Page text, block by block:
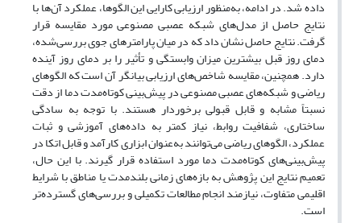
داده شد. در ادامه، به‌منظور ارزیابی کارایی این الگوها، عملکرد آن‌ها با
نتایج حاصل از مدل‌های شبکه عصبی مصنوعی مورد مقایسه قرار
گرفت. نتایج حاصل نشان داد که در میان پارامترهای جوی بررسی‌شده،
دمای روز قبل بیشترین میزان وابستگی و تأثیر را بر دمای روز آینده
دارد. همچنین، مقایسه شاخص‌های ارزیابی بیانگر آن است که الگوهای
ریاضی و شبکه‌های عصبی مصنوعی در پیش‌بینی کوتاه‌مدت دما از دقت
نسبتاً مشابه و قابل قبولی برخوردار هستند. با توجه به سادگی
ساختاری، شفافیت روابط، نیاز کمتر به داده‌های آموزشی و ثبات
عملکرد، الگوهای ریاضی می‌توانند به‌عنوان ابزاری کارآمد و قابل اتکا در
پیش‌بینی‌های کوتاه‌مدت دما مورد استفاده قرار گیرند. با این حال،
تعمیم نتایج این پژوهش به بازه‌های زمانی بلندمدت‌ یا مناطق با شرایط
اقلیمی متفاوت، نیازمند انجام مطالعات تکمیلی و بررسی‌های گسترده‌تر
است.